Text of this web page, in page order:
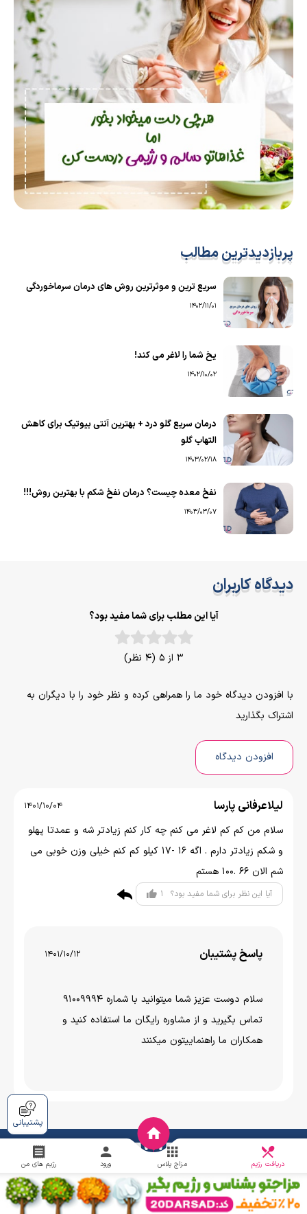
پربازدیدترین مطالب
سریع ترین و موثرترین روش های درمان سرماخوردگی
1402/11/01
یخ شما را لاغر می کند!
1402/10/02
درمان سریع گلو درد + بهترین آنتی بیوتیک برای کاهش
التهاب گلو
1403/02/18
نفخ معده چیست؟ درمان نفخ شکم با بهترین روش!!!
1403/03/07
دیدگاه کاربران
آیا این مطلب برای شما مفید بود؟
3 از 5 (4 نظر)
با افزودن دیدگاه خود ما را همراهی کرده و نظر خود را با دیگران به
اشتراک بگذارید
افزودن دیدگاه
لیلاعرفانی پارسا 1401/10/04
سلام من کم کم لاغر می کنم چه کار کنم زیادتر شه و عمدتا پهلو
و شکم زیادتر دارم . اگه 16 -17 کیلو کم کنم خیلی وزن خوبی می
شم الان 66 .100 هستم
آیا این نظر برای شما مفید بود؟ 1
پاسخ پشتیبان 1401/10/12
سلام دوست عزیز شما میتوانید با شماره 91009994
تماس بگیرید و از مشاوره رایگان ما استفاده کنید و
همکاران ما راهنماییتون میکنند
پشتیبانی
دریافت رژیم مزاج پلاس ورود رژیم های من